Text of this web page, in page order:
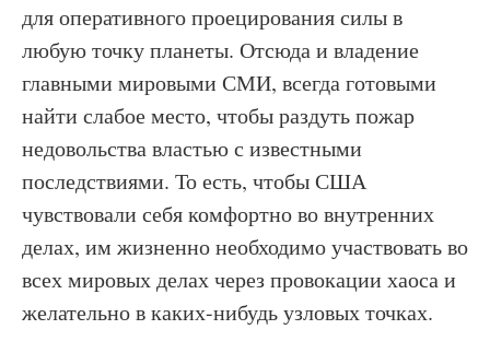
для оперативного проецирования силы в
любую точку планеты. Отсюда и владение
главными мировыми СМИ, всегда готовыми
найти слабое место, чтобы раздуть пожар
недовольства властью с известными
последствиями. То есть, чтобы США
чувствовали себя комфортно во внутренних
делах, им жизненно необходимо участвовать во
всех мировых делах через провокации хаоса и
желательно в каких-нибудь узловых точках.